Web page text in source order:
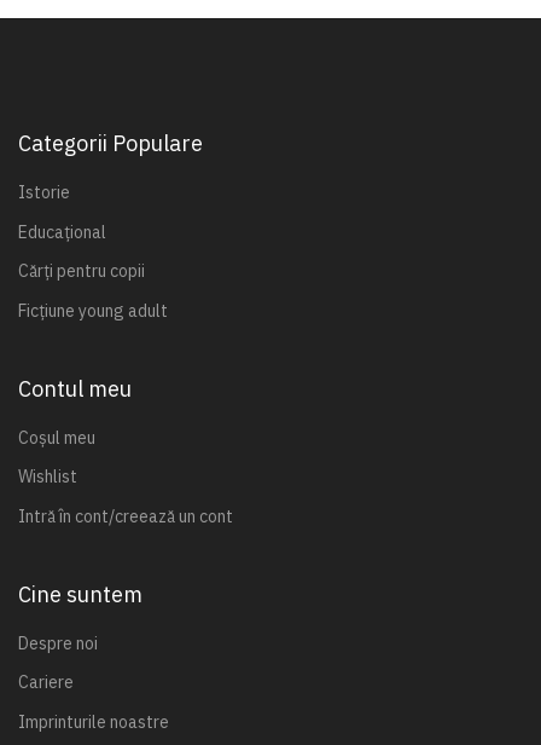
Categorii Populare
Istorie
Educațional
Cărți pentru copii
Ficțiune young adult
Contul meu
Coșul meu
Wishlist
Intră în cont/creează un cont
Cine suntem
Despre noi
Cariere
Imprinturile noastre